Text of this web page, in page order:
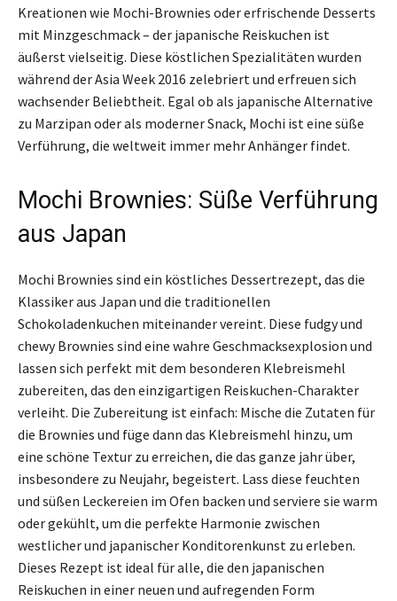
Kreationen wie Mochi-Brownies oder erfrischende Desserts
mit Minzgeschmack – der japanische Reiskuchen ist
äußerst vielseitig. Diese köstlichen Spezialitäten wurden
während der Asia Week 2016 zelebriert und erfreuen sich
wachsender Beliebtheit. Egal ob als japanische Alternative
zu Marzipan oder als moderner Snack, Mochi ist eine süße
Verführung, die weltweit immer mehr Anhänger findet.
Mochi Brownies: Süße Verführung
aus Japan
Mochi Brownies sind ein köstliches Dessertrezept, das die
Klassiker aus Japan und die traditionellen
Schokoladenkuchen miteinander vereint. Diese fudgy und
chewy Brownies sind eine wahre Geschmacksexplosion und
lassen sich perfekt mit dem besonderen Klebreismehl
zubereiten, das den einzigartigen Reiskuchen-Charakter
verleiht. Die Zubereitung ist einfach: Mische die Zutaten für
die Brownies und füge dann das Klebreismehl hinzu, um
eine schöne Textur zu erreichen, die das ganze jahr über,
insbesondere zu Neujahr, begeistert. Lass diese feuchten
und süßen Leckereien im Ofen backen und serviere sie warm
oder gekühlt, um die perfekte Harmonie zwischen
westlicher und japanischer Konditorenkunst zu erleben.
Dieses Rezept ist ideal für alle, die den japanischen
Reiskuchen in einer neuen und aufregenden Form